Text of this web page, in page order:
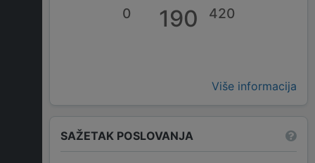
0 190 420
Više informacija
SAŽETAK POSLOVANJA